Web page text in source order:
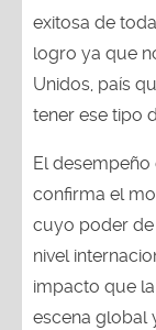
exitosa de
logro ya que
Unidos, país
tener ese tipo
El desempeño
confirma el
cuyo poder
nivel
impacto que
escena global